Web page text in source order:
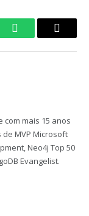
WhatsAppCopy
com mais 15 anos
de MVP Microsoft
Neo4j Top 50
Evangelist.